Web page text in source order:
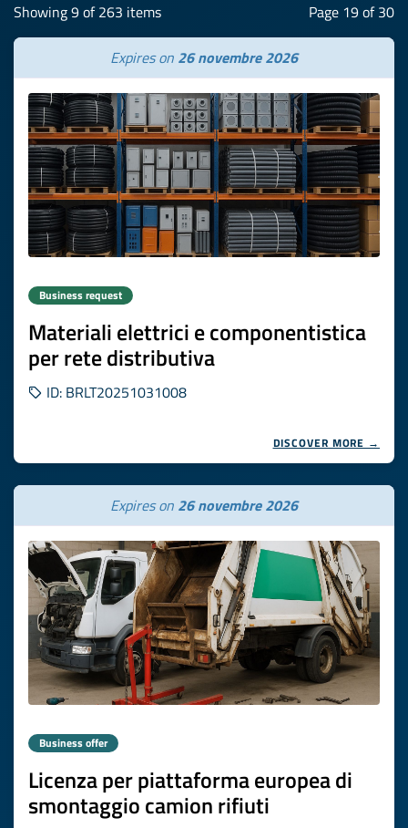
Showing 9 of 263 items Page 19 of 30
Expires on 26 novembre 2026
Business request
Materiali elettrici e componentistica
per rete distributiva
ID: BRLT20251031008
DISCOVER MORE →
Expires on 26 novembre 2026
Business offer
Licenza per piattaforma europea di
smontaggio camion rifiuti